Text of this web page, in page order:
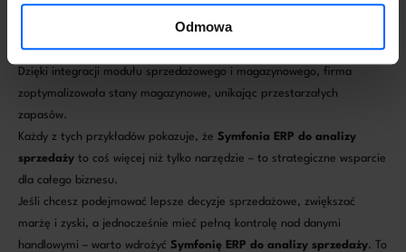
Odmowa
najlepsze praktyki i wdrożyć je w całym zespole, zwiększając wyniki
Ograniczenie strat magazynowych
Dzięki integracji modułu sprzedażowego i magazynowego, firma
zoptymalizowała stany magazynowe, unikając przestarzałych
zapasów.
Każdy z tych przykładów pokazuje, że Symfonia ERP do analizy
sprzedaży to coś więcej niż tylko narzędzie – to strategiczne wsparcie
dla całego biznesu.
Jeśli chcesz podejmować lepsze decyzje sprzedażowe, zwiększać
marżę i zyski, a jednocześnie mieć pełną kontrolę nad danymi
handlowymi – warto wdrożyć Symfonię ERP do analizy sprzedaży. To